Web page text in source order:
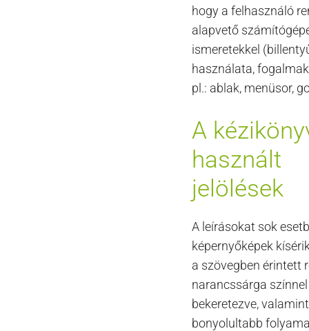
hogy a felhasználó
alapvető
ismeretekkel
használata,
pl.: ablak, menüsor,
A
használt
jelölések
A leírásokat sok
képernyőképek
a szövegben érintett
narancssárga
bekeretezve, valamint
bonyolultabb